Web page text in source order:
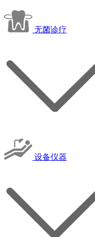
无菌诊疗
设备仪器